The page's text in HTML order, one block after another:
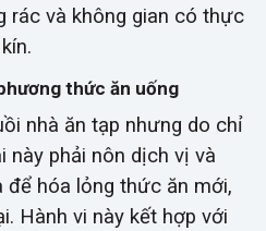
rác và không gian có thực
thức ăn uống
nhà ăn tạp nhưng do chỉ
này phải nôn dịch vị và
để hóa lỏng thức ăn mới,
Hành vi này kết hợp với